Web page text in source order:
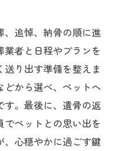
、追悼、納骨の順に進
者と日程やプランを
り出す準備を整えま
どから選べ、ペットへ
す。最後に、遺骨の返
ペットとの思い出を
心穏やかに過ごす鍵